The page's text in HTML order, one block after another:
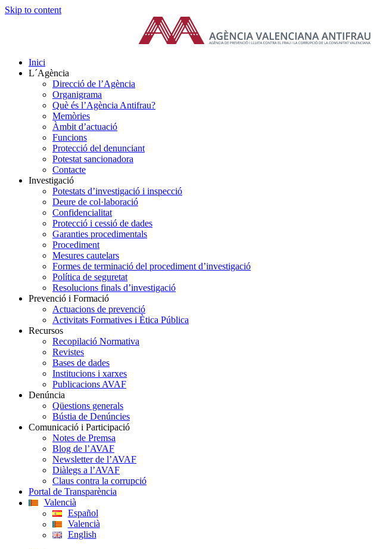
Skip to content
Inici
L´Agència
Direcció de l’Agència
Organigrama
Què és l’Agència Antifrau?
Memòries
Àmbit d’actuació
Funcions
Protecció del denunciant
Potestat sancionadora
Contacte
Investigació
Potestats d’investigació i inspecció
Deure de col·laboració
Confidencialitat
Protecció i cessió de dades
Garanties procedimentals
Procediment
Mesures cautelars
Formes de terminació del procediment d’investigació
Política de seguretat
Resolucions finals d’investigació
Prevenció i Formació
Actuacions de prevenció
Activitats Formatives i Ètica Pública
Recursos
Recopilació Normativa
Revistes
Bases de dades
Institucions i xarxes
Publicacions AVAF
Denúncia
Qüestions generals
Bústia de Denúncies
Comunicació i Participació
Notes de Premsa
Blog de l’AVAF
Newsletter de l’AVAF
Diàlegs a l’AVAF
Claus contra la corrupció
Portal de Transparència
Valencià
Español
Valencià
English